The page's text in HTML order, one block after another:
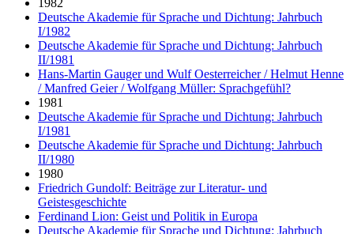
Deutsche Akademie für Sprache und Dichtung: Jahrbuch
I/1982
Deutsche Akademie für Sprache und Dichtung: Jahrbuch
II/1981
Hans-Martin Gauger und Wulf Oesterreicher / Helmut Henne
/ Manfred Geier / Wolfgang Müller: Sprachgefühl?
1981
Deutsche Akademie für Sprache und Dichtung: Jahrbuch
I/1981
Deutsche Akademie für Sprache und Dichtung: Jahrbuch
II/1980
1980
Friedrich Gundolf: Beiträge zur Literatur- und
Geistesgeschichte
Ferdinand Lion: Geist und Politik in Europa
Deutsche Akademie für Sprache und Dichtung: Jahrbuch